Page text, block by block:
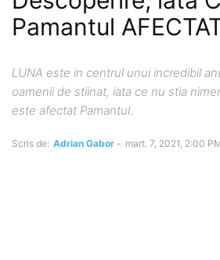
Pamantul
LUNA este in centrul unui incredibil
oamenii de stiinat, iata ce nu stia
este afectat Pamantul.
Scris de: Adrian Gabor - mart. 7, 2021, 2:00